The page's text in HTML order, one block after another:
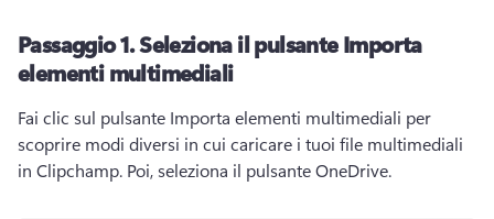
Passaggio 1.Seleziona il pulsante Importa
elementi multimediali
Fai clic sul pulsante Importa elementi multimediali per
scoprire modi diversi in cui caricare i tuoi file multimediali
in Clipchamp. Poi, seleziona il pulsante OneDrive.